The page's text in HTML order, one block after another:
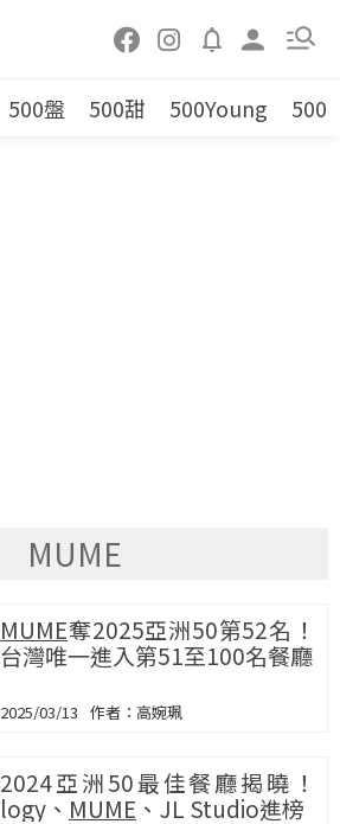
500盤 500甜 500Young 500
MUME
MUME奪2025亞洲50第52名！
台灣唯一進入第51至100名餐廳
2025/03/13 高婉珮
2024亞洲50最佳餐廳揭曉！
logy、 MUME 、JL Studio進榜